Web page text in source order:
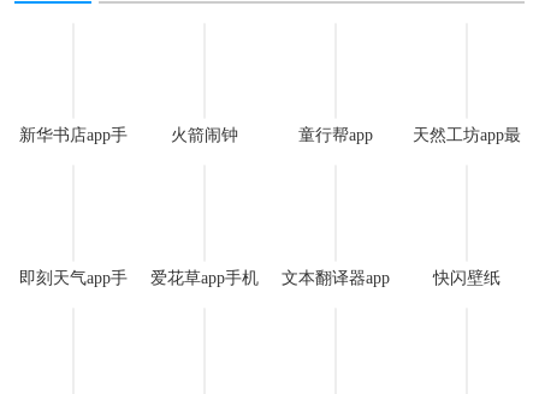
新华书店app手
火箭闹钟 童行帮app
天然工坊app最
即刻天气app手
爱花草app手机
文本翻译器app 快闪壁纸